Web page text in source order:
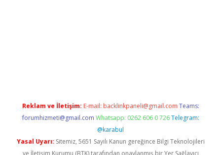
Reklam ve İletişim: E-mail: backlinkpaneli@gmail.com Teams:
forumhizmeti@gmail.com Whatsapp: 0262 606 0 726 Telegram:
@karabul
Yasal Uyarı: Sitemiz, 5651 Sayılı Kanun gereğince Bilgi Teknolojileri
ve İletişim Kurumu (BTK) tarafından onaylanmış bir Yer Sağlayıcı